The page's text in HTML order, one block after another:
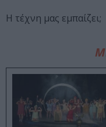
Η τέχνη μας εμπαίζει;